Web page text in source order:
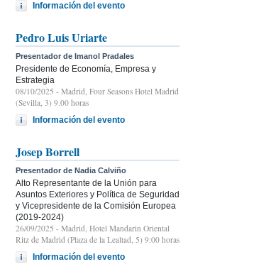
Información del evento
Pedro Luis Uriarte
Presentador de Imanol Pradales
Presidente de Economía, Empresa y
Estrategia
08/10/2025 - Madrid, Four Seasons Hotel Madrid
(Sevilla, 3) 9.00 horas
Información del evento
Josep Borrell
Presentador de Nadia Calviño
Alto Representante de la Unión para
Asuntos Exteriores y Política de Seguridad
y Vicepresidente de la Comisión Europea
(2019-2024)
26/09/2025 - Madrid, Hotel Mandarin Oriental
Ritz de Madrid (Plaza de la Lealtad, 5) 9:00 horas
Información del evento